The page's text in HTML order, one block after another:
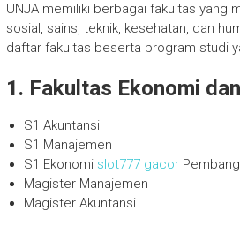
UNJA memiliki berbagai fakultas yang
sosial, sains, teknik, kesehatan, dan
daftar fakultas beserta program studi
1. Fakultas Ekonomi
S1 Akuntansi
S1 Manajemen
S1 Ekonomi slot777 gacor
Magister Manajemen
Magister Akuntansi